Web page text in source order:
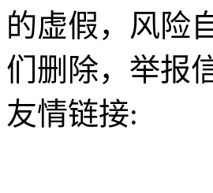
的虚假，风险
们删除，举报
友情链接: